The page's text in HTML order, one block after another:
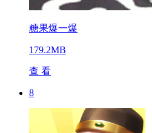
糖果爆一爆
179.2MB
查 看
8